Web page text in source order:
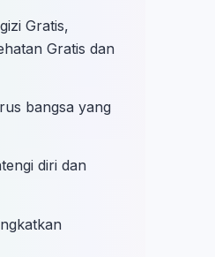
Gratis,
Gratis dan
bangsa yang
diri dan